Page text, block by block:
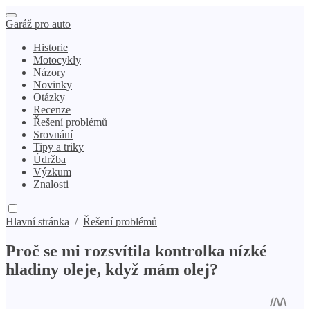
Garáž pro auto
Historie
Motocykly
Názory
Novinky
Otázky
Recenze
Řešení problémů
Srovnání
Tipy a triky
Údržba
Výzkum
Znalosti
Hlavní stránka / Řešení problémů
Proč se mi rozsvítila kontrolka nízké
hladiny oleje, když mám olej?